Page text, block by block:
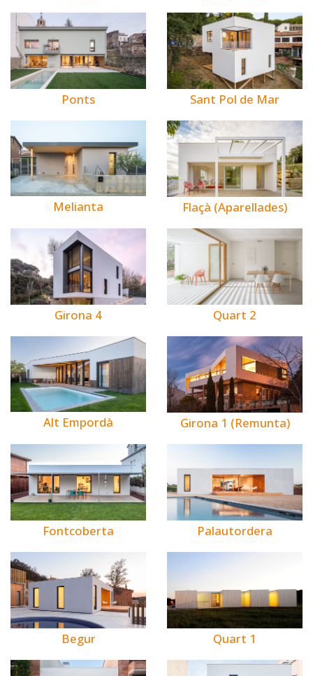
Ponts Sant Pol de Mar
Melianta Flaçà (Aparellades)
Girona 4 Quart 2
Alt Empordà Girona 1 (Remunta)
Fontcoberta Palautordera
Begur Quart 1